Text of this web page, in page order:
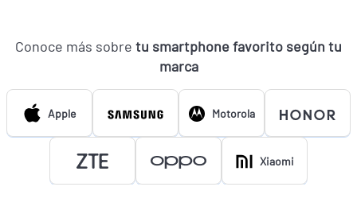
Conoce más sobre tu smartphone favorito según tu
marca
Apple Motorola
Xiaomi